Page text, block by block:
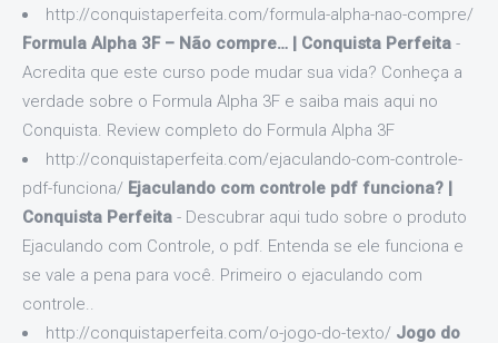
http://conquistaperfeita.com/formula-alpha-nao-compre/
Formula Alpha 3F – Não compre… | Conquista Perfeita -
Acredita que este curso pode mudar sua vida? Conheça a
verdade sobre o Formula Alpha 3F e saiba mais aqui no
Conquista. Review completo do Formula Alpha 3F
http://conquistaperfeita.com/ejaculando-com-controle-
pdf-funciona/ Ejaculando com controle pdf funciona? |
Conquista Perfeita - Descubrar aqui tudo sobre o produto
Ejaculando com Controle, o pdf. Entenda se ele funciona e
se vale a pena para você. Primeiro o ejaculando com
controle..
http://conquistaperfeita.com/o-jogo-do-texto/ Jogo do